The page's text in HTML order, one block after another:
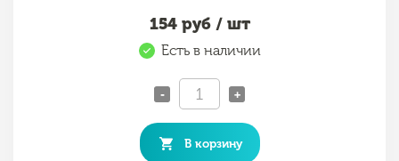
154руб / шт
Есть в наличии
- +
В корзину